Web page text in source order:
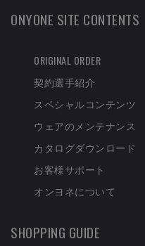
ONYONE SITE CONTENTS
ORIGINAL ORDER
契約選手紹介
スペシャルコンテンツ
ウェアのメンテナンス
カタログダウンロード
お客様サポート
オンヨネについて
SHOPPING GUIDE